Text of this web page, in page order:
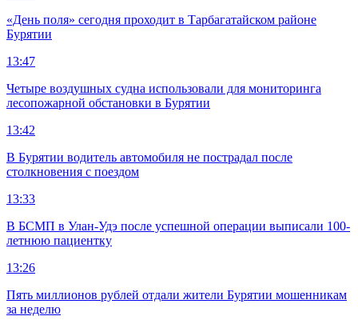
«День поля» сегодня проходит в Тарбагатайском районе
Бурятии
13:47
Четыре воздушных судна использовали для мониторинга
лесопожарной обстановки в Бурятии
13:42
В Бурятии водитель автомобиля не пострадал после
столкновения с поездом
13:33
В БСМП в Улан-Удэ после успешной операции выписали 100-
летнюю пациентку
13:26
Пять миллионов рублей отдали жители Бурятии мошенникам
за неделю